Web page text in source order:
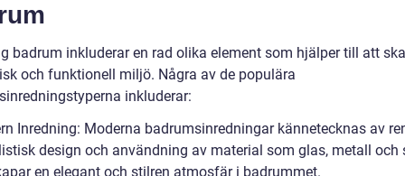
badrum inkluderar en rad olika element som hjälper till att
och funktionell miljö. Några av de populära
inkluderar:
Inredning: Moderna badrumsinredningar kännetecknas av
design och användning av material som glas, metall och
en elegant och stilren atmosfär i badrummet.